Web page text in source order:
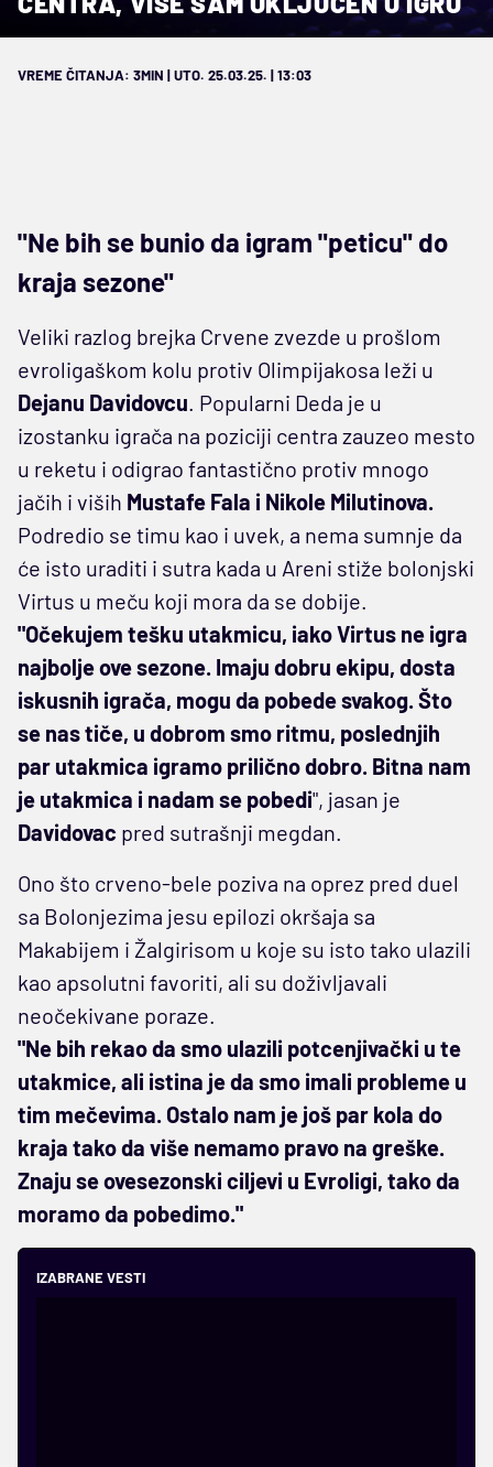
VREME ČITANJA: 3MIN | UTO. 25.03.25. | 13:03
"Ne bih se bunio da igram "peticu" do
kraja sezone"
Veliki razlog brejka Crvene zvezde u prošlom
evroligaškom kolu protiv Olimpijakosa leži u
Dejanu Davidovcu. Popularni Deda je u
izostanku igrača na poziciji centra zauzeo mesto
u reketu i odigrao fantastično protiv mnogo
jačih i viših Mustafe Fala i Nikole Milutinova.
Podredio se timu kao i uvek, a nema sumnje da
će isto uraditi i sutra kada u Areni stiže bolonjski
Virtus u meču koji mora da se dobije.
"Očekujem tešku utakmicu, iako Virtus ne igra
najbolje ove sezone. Imaju dobru ekipu, dosta
iskusnih igrača, mogu da pobede svakog. Što
se nas tiče, u dobrom smo ritmu, poslednjih
par utakmica igramo prilično dobro. Bitna nam
je utakmica i nadam se pobedi", jasan je
Davidovac pred sutrašnji megdan.
Ono što crveno-bele poziva na oprez pred duel
sa Bolonjezima jesu epilozi okršaja sa
Makabijem i Žalgirisom u koje su isto tako ulazili
kao apsolutni favoriti, ali su doživljavali
neočekivane poraze.
"Ne bih rekao da smo ulazili potcenjivački u te
utakmice, ali istina je da smo imali probleme u
tim mečevima. Ostalo nam je još par kola do
kraja tako da više nemamo pravo na greške.
Znaju se ovesezonski ciljevi u Evroligi, tako da
moramo da pobedimo."
IZABRANE VESTI